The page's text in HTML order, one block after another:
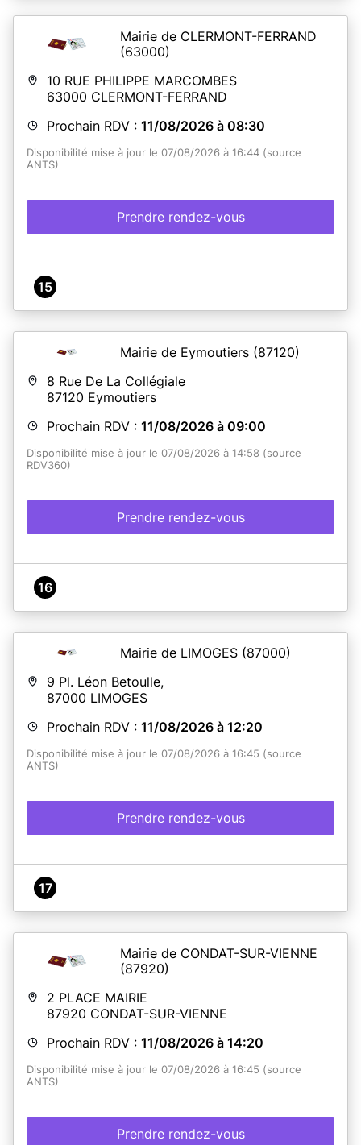
Mairie de CLERMONT-FERRAND
(63000)
10 RUE PHILIPPE MARCOMBES
63000 CLERMONT-FERRAND
Prochain RDV : 11/08/2026 à 08:30
Disponibilité mise à jour le 07/08/2026 à 16:44 (source
ANTS)
Prendre rendez-vous
15
Mairie de Eymoutiers (87120)
8 Rue De La Collégiale
87120 Eymoutiers
Prochain RDV : 11/08/2026 à 09:00
Disponibilité mise à jour le 07/08/2026 à 14:58 (source
RDV360)
Prendre rendez-vous
16
Mairie de LIMOGES (87000)
9 Pl. Léon Betoulle,
87000 LIMOGES
Prochain RDV : 11/08/2026 à 12:20
Disponibilité mise à jour le 07/08/2026 à 16:45 (source
ANTS)
Prendre rendez-vous
17
Mairie de CONDAT-SUR-VIENNE
(87920)
2 PLACE MAIRIE
87920 CONDAT-SUR-VIENNE
Prochain RDV : 11/08/2026 à 14:20
Disponibilité mise à jour le 07/08/2026 à 16:45 (source
ANTS)
Prendre rendez-vous